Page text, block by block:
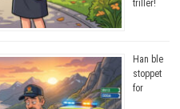
triller!
Han ble
stoppet
for